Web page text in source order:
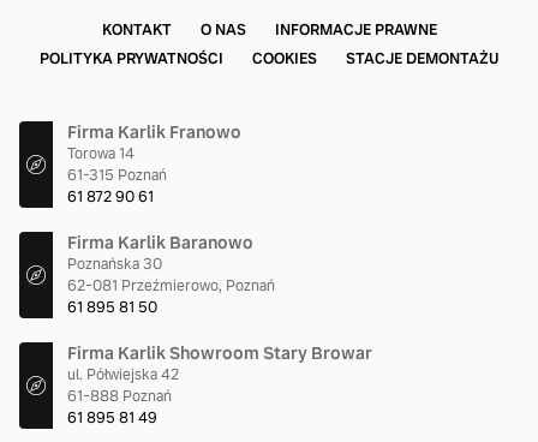
KONTAKT O NAS
INFORMACJE PRAWNE
POLITYKA PRYWATNOŚCI
COOKIES STACJE DEMONTAŻU
Firma Karlik Franowo
Torowa 14
61-315 Poznań
61 872 90 61
Firma Karlik Baranowo
Poznańska 30
62-081 Przeźmierowo, Poznań
61 895 81 50
Firma Karlik Showroom Stary Browar
ul. Półwiejska 42
61-888 Poznań
61 895 81 49